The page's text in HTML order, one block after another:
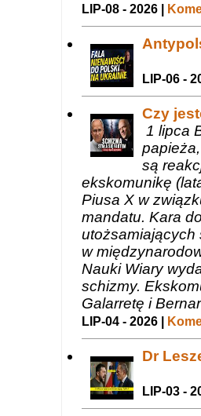
LIP-08 - 2026 |
LIP-06 -
Czy
1 lipca
są
ekskomunikę
Piusa X w
mandatu. Kara
utożsamiających
w
Nauki Wiary
schizmy.
Galarretę i
LIP-04 - 2026 |
Dr
LIP-03 -